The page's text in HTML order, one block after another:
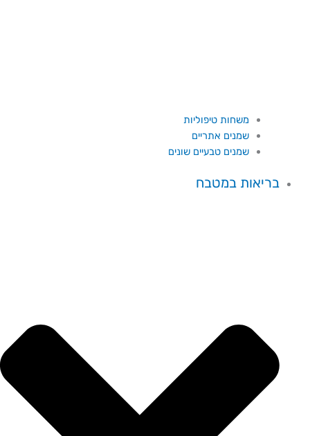
משחות טיפוליות
שמנים אתריים
שמנים טבעיים שונים
בריאות במטבח